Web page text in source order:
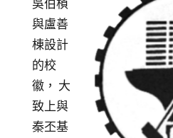
與盧善
棟設計
的校
徽， 大
致上與
秦丕基